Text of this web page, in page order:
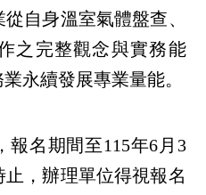
自身溫室氣體盤查、
之完整觀念與實務能
永續發展專業量能。
名期間至115年6月3
止，辦理單位得視報名